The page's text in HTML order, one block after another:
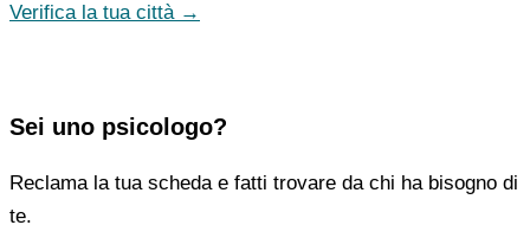
Verifica la tua città →
Sei uno psicologo?
Reclama la tua scheda e fatti trovare da chi ha bisogno di
te.